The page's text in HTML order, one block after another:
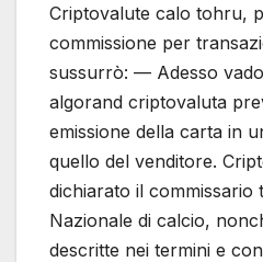
Criptovalute calo tohru,
commissione per
sussurrò: — Adesso
algorand criptovaluta
emissione della carta in
quello del venditore.
dichiarato il commissario
Nazionale di calcio,
descritte nei termini e